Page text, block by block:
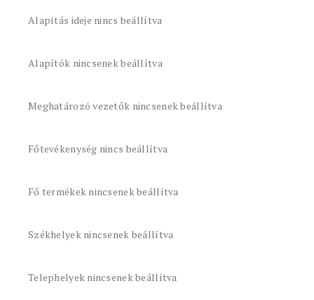
Alapítás ideje nincs beállítva
Alapítók nincsenek beállítva
Meghatározó vezetők nincsenek beállítva
Főtevékenység nincs beállítva
Fő termékek nincsenek beállítva
Székhelyek nincsenek beállítva
Telephelyek nincsenek beállítva